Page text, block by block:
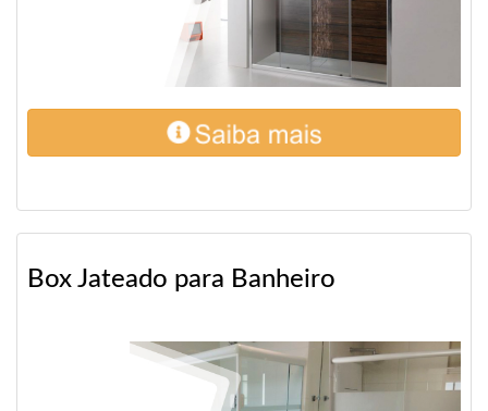
Box Jateado para Banheiro